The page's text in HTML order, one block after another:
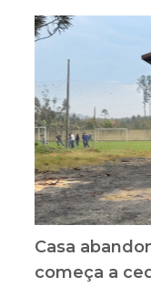
Casa
começa a